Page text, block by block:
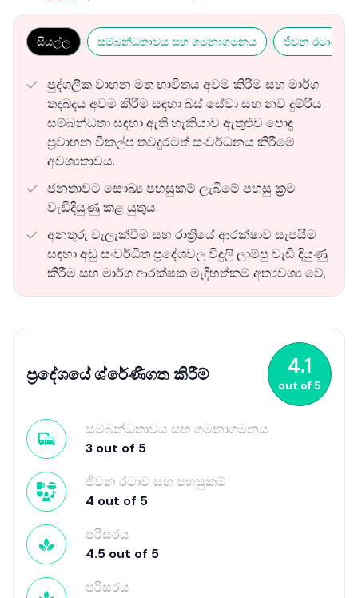
සියල්ල සම්බන්ධතාවය සහ ගමනාගමනය ජීවන රටාව
පුද්ගලික වාහන මත භාවිතය අවම කිරීම සහ මාර්ග
තදබදය අවම කිරීම සඳහා බස් සේවා සහ නව දුම්රිය
සම්බන්ධතා සඳහා ඇති හැකියාව ඇතුළුව පොදු
ප්‍රවාහන විකල්ප තවදුරටත් සංවර්ධනය කිරීමේ
අවශ්‍යතාවය.
ජනතාවට සෞඛ්‍ය පහසුකම් ලැබීමේ පහසු ක්‍රම
වැඩිදියුණු කළ යුතුය.
අනතුරු වැලැක්වීම සහ රාත්‍රියේ ආරක්ෂාව සැපයීම
සඳහා අඩු සංවර්ධිත ප්‍රදේශවල විදුලි ලාම්පු වැඩි දියුණු
කිරීම සහ මාර්ග ආරක්ෂක මැදිහත්කම් අත්‍යවශ්‍ය වේ,
ප්‍රදේශයේ ශ්රේණිගත කිරීම් 4.1
out of5
සම්බන්ධතාවය සහ ගමනාගමනය
3 out of 5
ජීවන රටාව සහ පහසුකම්
4 out of 5
පරිසරය
4.5 out of 5
පරිසරය